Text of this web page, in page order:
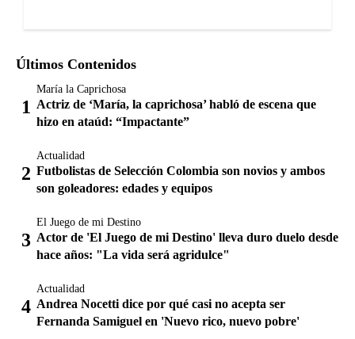
Últimos Contenidos
María la Caprichosa
Actriz de ‘María, la caprichosa’ habló de escena que
hizo en ataúd: “Impactante”
Actualidad
Futbolistas de Selección Colombia son novios y ambos
son goleadores: edades y equipos
El Juego de mi Destino
Actor de 'El Juego de mi Destino' lleva duro duelo desde
hace años: "La vida será agridulce"
Actualidad
Andrea Nocetti dice por qué casi no acepta ser
Fernanda Samiguel en 'Nuevo rico, nuevo pobre'